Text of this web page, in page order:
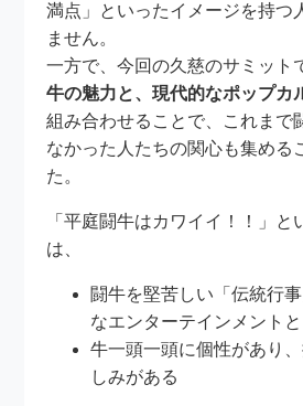
満点」といったイメージを持つ
ません。
一方で、今回の久慈のサミット
牛の魅力と、現代的なポップカ
組み合わせることで、これまで
なかった人たちの関心も集める
た。
「平庭闘牛はカワイイ！！」と
は、
闘牛を堅苦しい「伝統行
なエンターテインメント
牛一頭一頭に個性があり
しみがある